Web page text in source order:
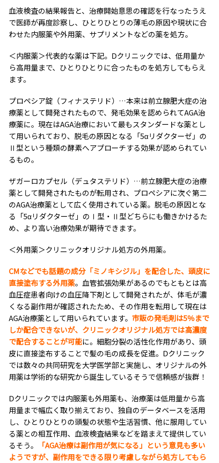
血液検査の結果報告と、治療開始意思の確認を行なったうえ
で医師が再度診察し、ひとりひとりの薄毛の原因や現状に合
わせた内服薬や外用薬、サプリメントなどの薬を処方。
＜内服薬＞代表的な薬は下記。Dクリニックでは、低用量か
ら高用量まで、ひとりひとりに合ったものを処方してもらえ
ます。
プロペシア錠（フィナステリド）…本来は前立腺肥大症の治
療薬として開発されたもので、発毛効果を認められてAGA治
療薬に。現在はAGA治療において最もスタンダードな薬とし
て用いられており、脱毛の原因となる「5αリダクターゼ」の
Ⅱ型という種類の酵素へアプローチする効果が認められてい
るもの。
ザガーロカプセル（デュタステリド）…前立腺肥大症の治療
薬として開発されたものが転用され、プロペシアに次ぐ第二
のAGA治療薬として広く使用されている薬。脱毛の原因とな
る「5αリダクターゼ」のⅠ型・Ⅱ型どちらにも働きかけるた
め、より高い治療効果が期待できます。
＜外用薬＞クリニックオリジナル処方の外用薬。
CMなどでも話題の成分「ミノキシジル」を配合した、頭皮に
直接塗布する外用薬。血管拡張効果があるのでもともとは高
血圧症患者向けの血圧降下剤として開発されたが、体毛が濃
くなる副作用が確認されたため、その作用を転用して現在は
AGA治療薬として用いられています。 市販の発毛剤は5％まで
しか配合できないが、クリニックオリジナル処方では高濃度
で配合することが可能に。細胞分裂の活性化作用があり、頭
皮に直接塗布することで髪の毛の成長を促進。Dクリニック
では数々の共同研究を大学医学部と実施し、オリジナルの外
用薬は学術的な研究から誕生しているそうで信頼感が抜群！
Dクリニックでは内服薬も外用薬も、治療薬は低用量から高
用量まで幅広く取り揃えており、独自のデータベースを活用
し、ひとりひとりの頭髪の状態や生活習慣、他に服用してい
る薬との相互作用、血液検査結果などを踏まえて提供してい
るそう。
「AGA治療は副作用が気になる」という意見も多い
ようですが、副作用をできる限り考慮しながら処方してもら